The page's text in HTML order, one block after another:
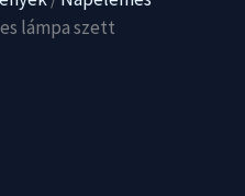
lámpa szett